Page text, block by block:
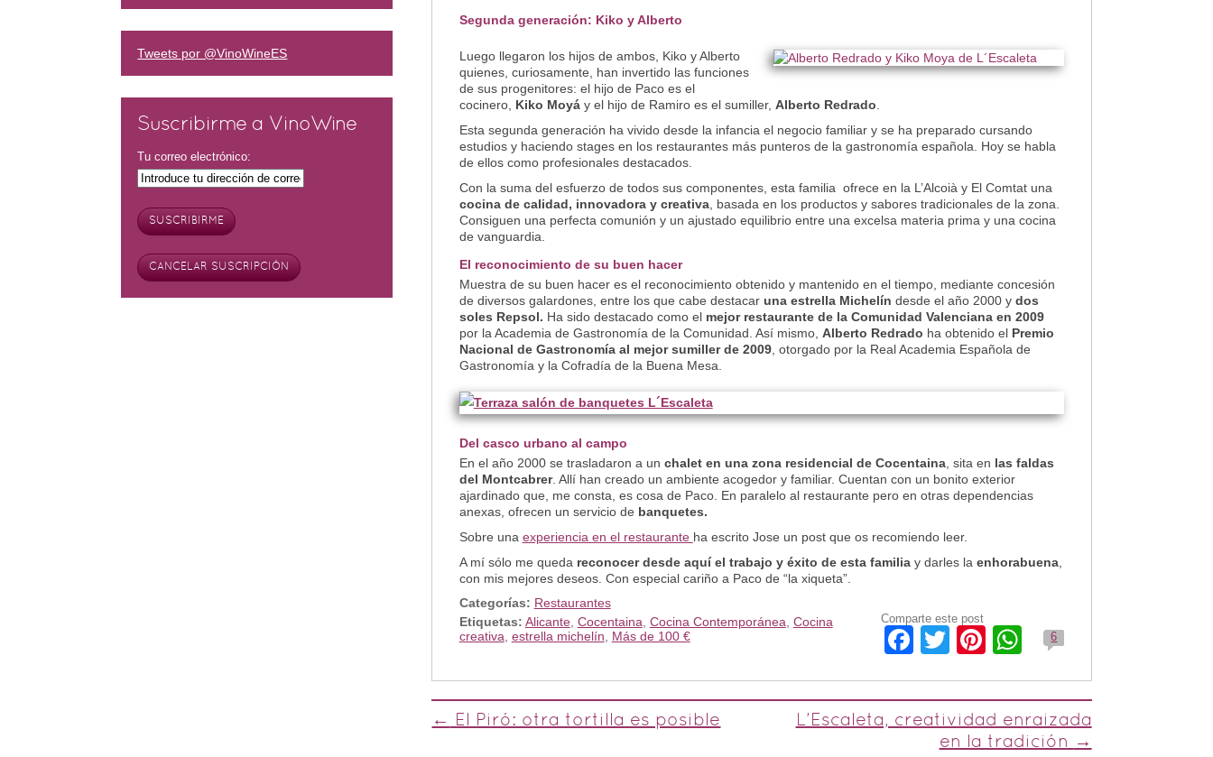
Segunda generación: Kiko y Alberto
Luego llegaron los hijos de ambos, Kiko y Alberto
quienes, curiosamente, han invertido las funciones
de sus progenitores: el hijo de Paco es el
cocinero, Kiko Moyáy el hijo de Ramiro es el sumiller, Alberto Redrado
Esta segunda generación ha vivido desde la infancia el negocio familiar y se ha preparado cursando
estudios y haciendo stages en los restaurantes más punteros de la gastronomía española. Hoy se habla
de ellos como profesionales destacados.
Con la suma del esfuerzo de todos sus componentes, esta familia ofrece en la L’Alcoià y El Comtat una
cocina de calidad, innovadora y creativa, basada en los productos y sabores tradicionales de la zona.
Consiguen una perfecta comunión y un ajustado equilibrio entre una excelsa materia prima y una cocina
de vanguardia.
El reconocimiento de su buen hacer
Muestra de su buen hacer es el reconocimiento obtenido y mantenido en el tiempo, mediante concesión
de diversos galardones, entre los que cabe destacar una estrella Michelín desde el año 2000 y dos
soles Repsol. Ha sido destacado como el mejor restaurante de la Comunidad Valenciana en 2009
por la Academia de Gastronomía de la Comunidad. Así mismo, Alberto Redrado ha obtenido el Premio
Nacional de Gastronomía al mejor sumiller de 2009, otorgado por la Real Academia Española de
Gastronomía y la Cofradía de la Buena Mesa.
Del casco urbano al campo
En el año 2000 se trasladaron a un chalet en una zona residencial de Cocentaina, sita en las faldas
del Montcabrer. Allí han creado un ambiente acogedor y familiar. Cuentan con un bonito exterior
ajardinado que, me consta, es cosa de Paco. En paralelo al restaurante pero en otras dependencias
anexas, ofrecen un servicio de banquetes.
Sobre una experiencia en el restaurante ha escrito Jose un post que os recomiendo leer.
A mí sólo me queda reconocer desde aquí el trabajo y éxito de esta familiay darles la enhorabuena,
con mis mejores deseos. Con especial cariño a Paco de “la xiqueta”.
Categorías: Restaurantes
Etiquetas: Alicante, Cocentaina Cocina Contemporánea Cocina
creativa estrella michelín Más de 100 €
Comparte este post
Facebook
TwitterPinterest
WhatsApp
6
Post navigation
← El Piró: otra tortilla es posible
L’Escaleta, creatividad enraizada
en la tradición
→
Tweets por @VinoWineES
Suscribirme a VinoWine
Tu correo electrónico: